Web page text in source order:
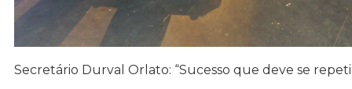
Secretário Durval Orlato: “Sucesso que deve se